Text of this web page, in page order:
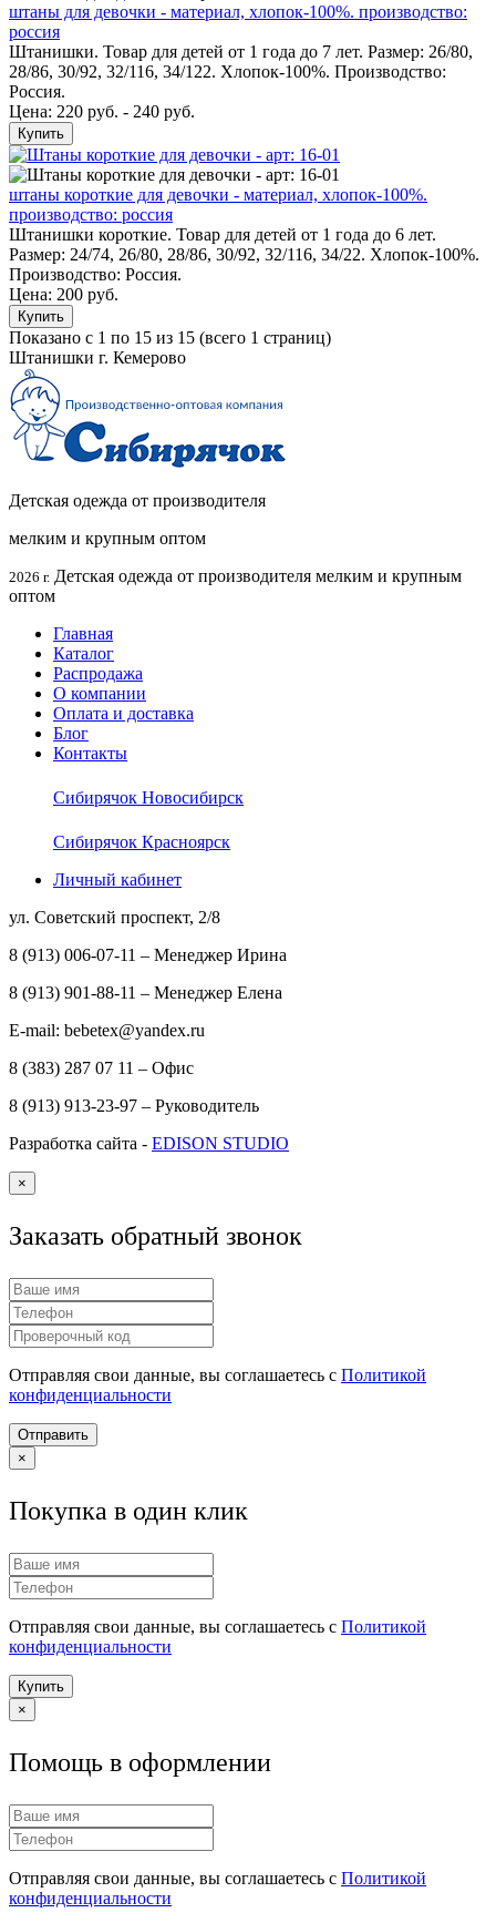
штаны для девочки - материал, хлопок-100%. производство:
россия
Штанишки. Товар для детей от 1 года до 7 лет. Размер: 26/80,
28/86, 30/92, 32/116, 34/122. Хлопок-100%. Производство:
Россия.
Цена: 220 руб. - 240 руб.
Купить
штаны короткие для девочки - материал, хлопок-100%.
производство: россия
Штанишки короткие. Товар для детей от 1 года до 6 лет.
Размер: 24/74, 26/80, 28/86, 30/92, 32/116, 34/22. Хлопок-100%.
Производство: Россия.
Цена: 200 руб.
Купить
Показано с 1 по 15 из 15 (всего 1 страниц)
Штанишки г. Кемерово
Детская одежда от производителя
мелким и крупным оптом
2026 г. Детская одежда от производителя мелким и крупным
оптом
Главная
Каталог
Распродажа
О компании
Оплата и доставка
Блог
Контакты
Сибирячок Новосибирск
Сибирячок Красноярск
Личный кабинет
ул. Советский проспект, 2/8
8 (913) 006-07-11 – Менеджер Ирина
8 (913) 901-88-11 – Менеджер Елена
E-mail: bebetex@yandex.ru
8 (383) 287 07 11 – Офис
8 (913) 913-23-97 – Руководитель
Разработка сайта - EDISON STUDIO
×
Заказать обратный звонок
Отправляя свои данные, вы соглашаетесь с Политикой
конфиденциальности
Отправить
×
Покупка в один клик
Отправляя свои данные, вы соглашаетесь с Политикой
конфиденциальности
Купить
×
Помощь в оформлении
Отправляя свои данные, вы соглашаетесь с Политикой
конфиденциальности